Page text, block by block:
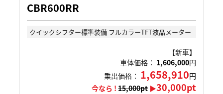
CBR600RR
クイックシフター標準装備 フルカラーTFT液晶メーター
【新車】
車体価格： 1,606,000円
乗出価格： 1,658,910円
今なら ! 15,000pt ▶30,000pt